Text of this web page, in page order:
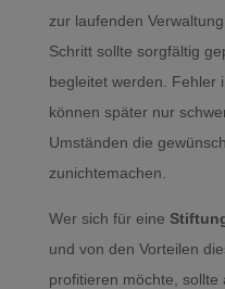
zur laufenden
Schritt sollte sorgfältig
begleitet werden. Fehler
können später nur
Umständen die
zunichtemachen.
Wer sich für eine
und von den Vorteilen
profitieren möchte, sollte